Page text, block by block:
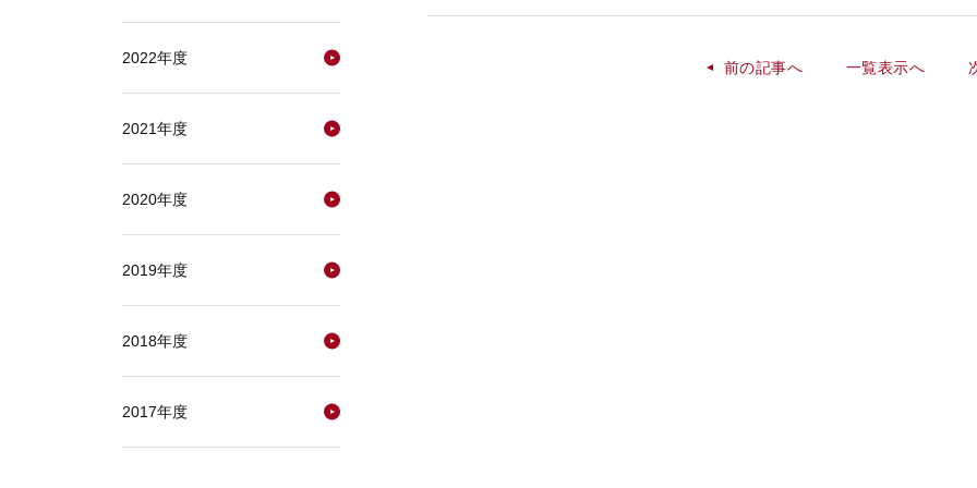
前の記事へ 一覧表示へ
2022年度
2021年度
2020年度
2019年度
2018年度
2017年度